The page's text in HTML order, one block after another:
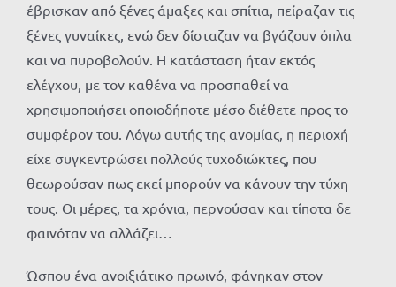
έβρισκαν από ξένες άμαξες και σπίτια, πείραζαν τις
ξένες γυναίκες, ενώ δεν δίσταζαν να βγάζουν όπλα
και να πυροβολούν. Η κατάσταση ήταν εκτός
ελέγχου, με τον καθένα να προσπαθεί να
χρησιμοποιήσει οποιοδήποτε μέσο διέθετε προς το
συμφέρον του. Λόγω αυτής της ανομίας, η περιοχή
είχε συγκεντρώσει πολλούς τυχοδιώκτες, που
θεωρούσαν πως εκεί μπορούν να κάνουν την τύχη
τους. Οι μέρες, τα χρόνια, περνούσαν και τίποτα δε
φαινόταν να αλλάζει…
Ώσπου ένα ανοιξιάτικο πρωινό, φάνηκαν στον